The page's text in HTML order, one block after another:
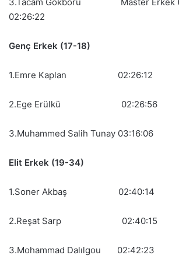
02:26:22
Genç Erkek (17-18)
1.Emre Kaplan 02:26:12
2.Ege Erülkü 02:26:56
3.Muhammed Salih Tunay 03:16:06
Elit Erkek (19-34)
1.Soner Akbaş 02:40:14
2.Reşat Sarp 02:40:15
3.Mohammad Dalılgou 02:42:23